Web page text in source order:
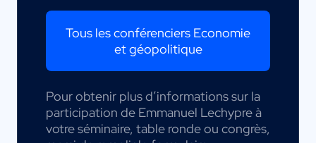
Tous les conférenciers Economie
et géopolitique
Pour obtenir plus d’informations sur la
participation de Emmanuel Lechypre à
votre séminaire, table ronde ou congrès,